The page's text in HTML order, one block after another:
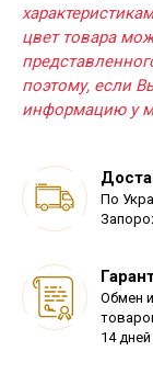
цвет товара
поэтому, если
информацию у
По
Обмен
14 дней